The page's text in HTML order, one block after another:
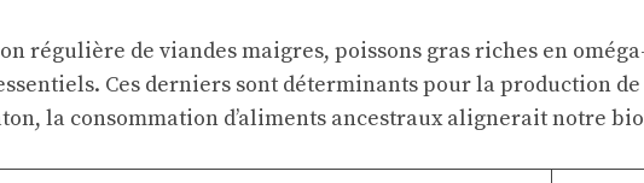
régulière de viandes maigres, poissons gras riches en
Ces derniers sont déterminants pour la production
la consommation d’aliments ancestraux alignerait